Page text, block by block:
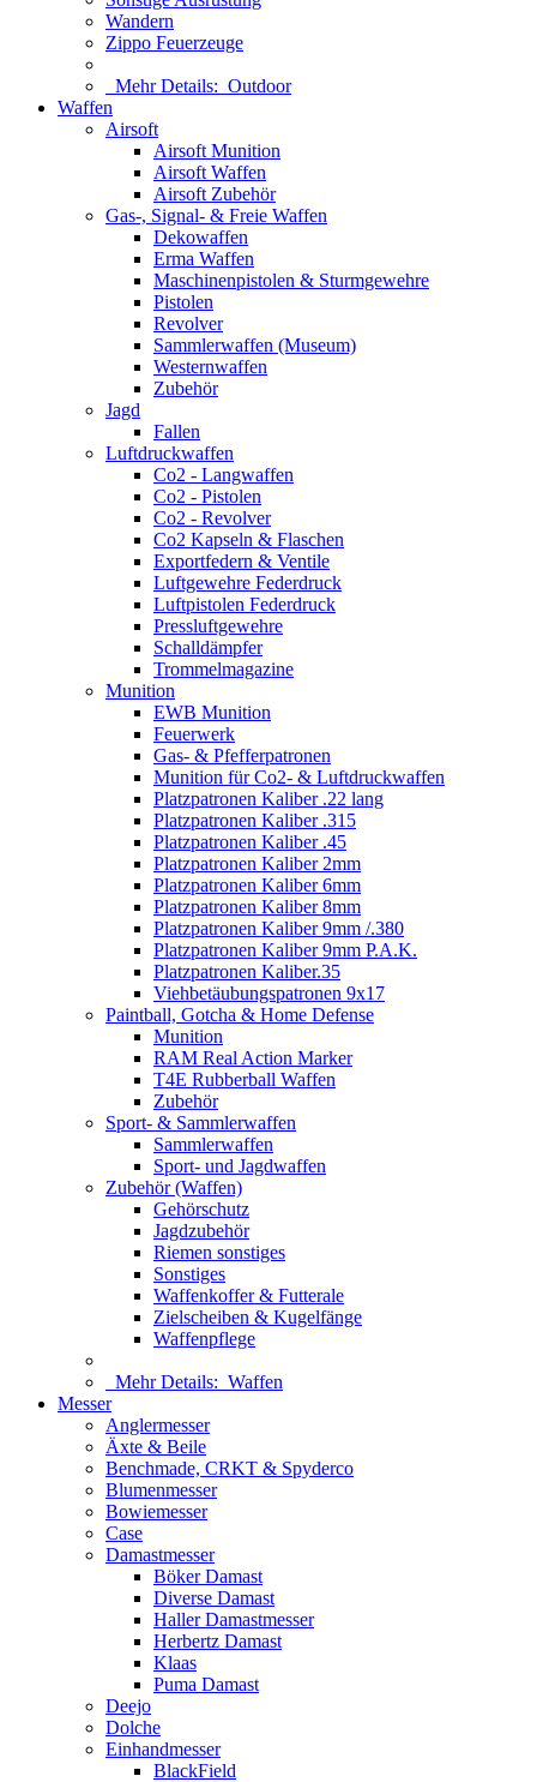
Wandern
Zippo Feuerzeuge
Mehr Details: Outdoor
Waffen
Airsoft
Airsoft Munition
Airsoft Waffen
Airsoft Zubehör
Gas-, Signal- & Freie Waffen
Dekowaffen
Erma Waffen
Maschinenpistolen & Sturmgewehre
Pistolen
Revolver
Sammlerwaffen (Museum)
Westernwaffen
Zubehör
Jagd
Fallen
Luftdruckwaffen
Co2 - Langwaffen
Co2 - Pistolen
Co2 - Revolver
Co2 Kapseln & Flaschen
Exportfedern & Ventile
Luftgewehre Federdruck
Luftpistolen Federdruck
Pressluftgewehre
Schalldämpfer
Trommelmagazine
Munition
EWB Munition
Feuerwerk
Gas- & Pfefferpatronen
Munition für Co2- & Luftdruckwaffen
Platzpatronen Kaliber .22 lang
Platzpatronen Kaliber .315
Platzpatronen Kaliber .45
Platzpatronen Kaliber 2mm
Platzpatronen Kaliber 6mm
Platzpatronen Kaliber 8mm
Platzpatronen Kaliber 9mm /.380
Platzpatronen Kaliber 9mm P.A.K.
Platzpatronen Kaliber.35
Viehbetäubungspatronen 9x17
Paintball, Gotcha & Home Defense
Munition
RAM Real Action Marker
T4E Rubberball Waffen
Zubehör
Sport- & Sammlerwaffen
Sammlerwaffen
Sport- und Jagdwaffen
Zubehör (Waffen)
Gehörschutz
Jagdzubehör
Riemen sonstiges
Sonstiges
Waffenkoffer & Futterale
Zielscheiben & Kugelfänge
Waffenpflege
Mehr Details: Waffen
Messer
Anglermesser
Äxte & Beile
Benchmade, CRKT & Spyderco
Blumenmesser
Bowiemesser
Case
Damastmesser
Böker Damast
Diverse Damast
Haller Damastmesser
Herbertz Damast
Klaas
Puma Damast
Deejo
Dolche
Einhandmesser
BlackField